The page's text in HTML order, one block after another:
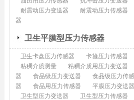
耐震动压力变送器
耐震动压力传感器
器
卫生平膜型压力传感器
卫生卡盘压力传感器 卡箍压力传感器
粘稠介质测量
粘稠介质用压力变送器
器
食品级压力变送器 食品级压力传
器
食品用压力传感器 平膜压力变送器
卫生型压力变送器
卫生型压力传感器